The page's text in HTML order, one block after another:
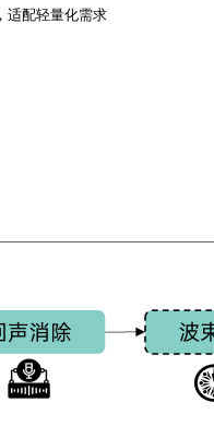
适配轻量化需求